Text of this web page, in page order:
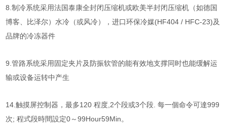
8.制冷系统采用法国泰康全封闭压缩机或欧美半封闭压缩机（如德国
博客、比泽尔）水冷（或风冷），进口环保冷媒(HF404 / HFC-23)及
品牌的冷冻器件
9.管路系统采用固定夹片及防振软管的能有效地支撑同时也能缓解运
输或设备运转中产生
14.触摸屏控制器，最多120 程度,2个段或3个段. 每一個命令可達999
次; 程式段時間設定0～99Hour59Min。